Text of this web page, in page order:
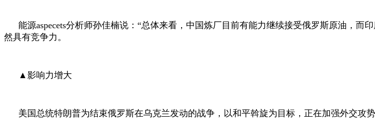
能源aspecets分析师孙佳楠说：“总体来看，中国炼厂目前有能力继续接受俄罗斯原油，而
然具有竞争力。
▲影响力增大
美国总统特朗普为结束俄罗斯在乌克兰发动的战争，以和平斡旋为目标，正在加强外交攻